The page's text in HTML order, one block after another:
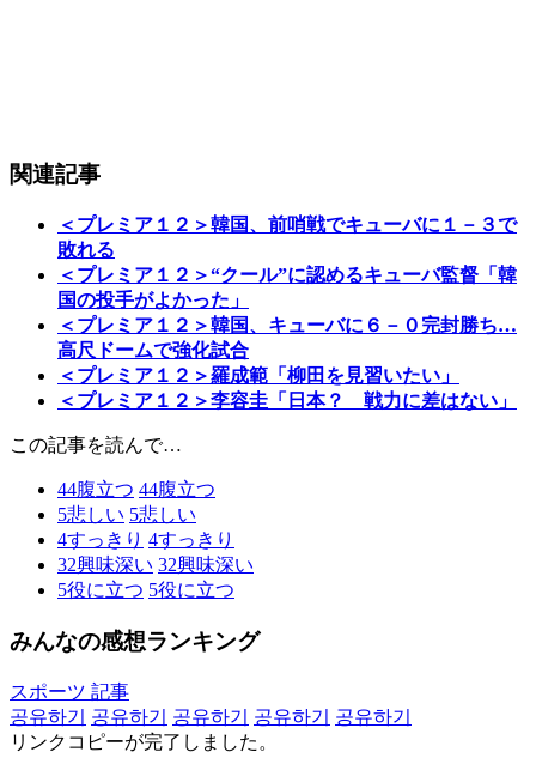
関連記事
＜プレミア１２＞韓国、前哨戦でキューバに１－３で
敗れる
＜プレミア１２＞“クール”に認めるキューバ監督「韓
国の投手がよかった」
＜プレミア１２＞韓国、キューバに６－０完封勝ち…
高尺ドームで強化試合
＜プレミア１２＞羅成範「柳田を見習いたい」
＜プレミア１２＞李容圭「日本？ 戦力に差はない」
この記事を読んで…
44腹立つ 44腹立つ
5悲しい 5悲しい
4すっきり 4すっきり
32興味深い 32興味深い
5役に立つ 5役に立つ
みんなの感想ランキング
スポーツ 記事
공유하기
공유하기 공유하기 공유하기
공유하기
リンクコピーが完了しました。